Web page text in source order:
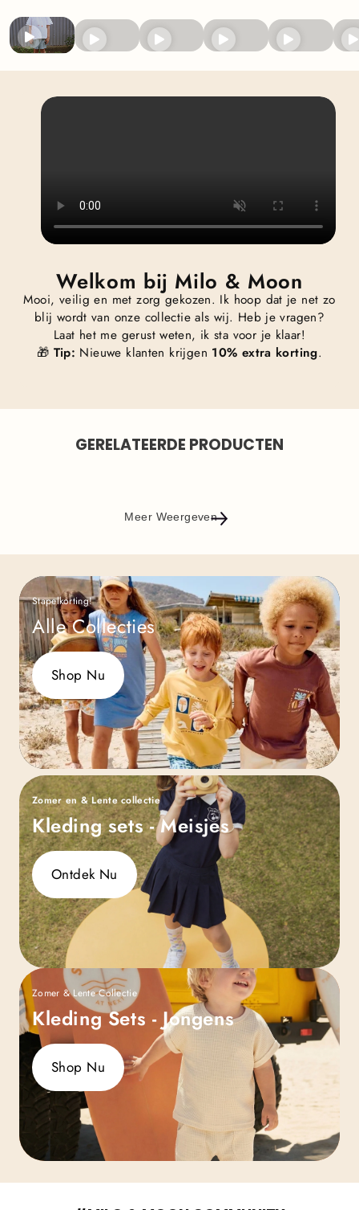
Welkom bij Milo & Moon
Mooi, veilig en met zorg gekozen. Ik hoop dat je net zo
blij wordt van onze collectie als wij. Heb je vragen?
Laat het me gerust weten, ik sta voor je klaar!
🎁 Tip: Nieuwe klanten krijgen 10% extra korting.
GERELATEERDE PRODUCTEN
Meer Weergeven
Stapelkorting!
Alle Collecties
Shop Nu
Zomer en & Lente collectie
Kleding sets - Meisjes
Ontdek Nu
Zomer & Lente Collectie
Kleding Sets - Jongens
Shop Nu